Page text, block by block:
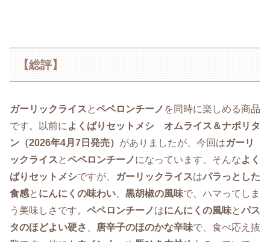
【総評】
ガーリックライスとペペロンチーノ を同時に楽しめる商品
です。以前に よくばりセットメシ オムライス＆ナポリタ
ン（2026年4月7日発売） がありましたが、今回はガーリ
ックライスとペペロンチーノになっています。そんなよく
ばりセットメシですが、 ガーリックライスはパラっとした
食感と にんにくの味わい 黒胡椒の風味で、ハマってしま
う美味しさです。 ペペロンチーノはにんにくの風味とパス
タのほどよい硬さ
唐辛子のほのかな辛味で、食べ応え抜